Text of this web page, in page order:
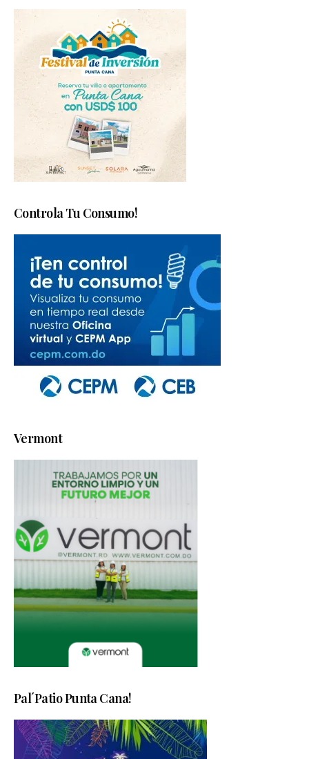
Controla Tu Consumo!
Vermont
Pal´Patio Punta Cana!